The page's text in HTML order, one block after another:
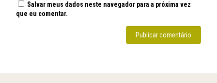
Salvar meus dados neste navegador para a próxima vez
que eu comentar.